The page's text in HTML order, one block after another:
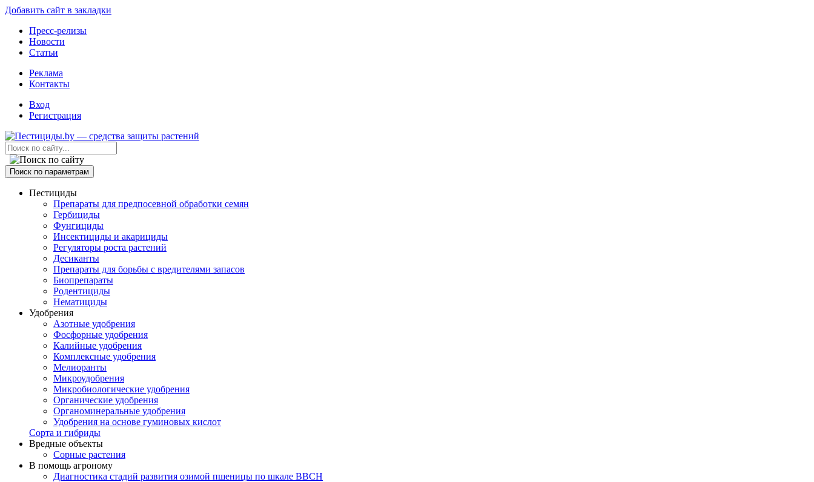
Добавить сайт в закладки
Пресс-релизы
Новости
Статьи
Реклама
Контакты
Вход
Регистрация
Поиск по параметрам
Пестициды
Препараты для предпосевной обработки семян
Гербициды
Фунгициды
Инсектициды и акарициды
Регуляторы роста растений
Десиканты
Препараты для борьбы с вредителями запасов
Биопрепараты
Родентициды
Нематициды
Удобрения
Азотные удобрения
Фосфорные удобрения
Калийные удобрения
Комплексные удобрения
Мелиоранты
Микроудобрения
Микробиологические удобрения
Органические удобрения
Органоминеральные удобрения
Удобрения на основе гуминовых кислот
Сорта и гибриды
Вредные объекты
Сорные растения
В помощь агроному
Диагностика стадий развития озимой пшеницы по шкале ВВСН